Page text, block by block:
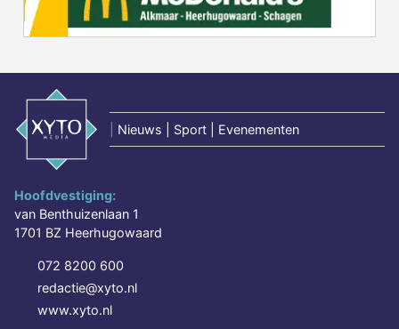
Nieuws | Sport | Evenementen
Hoofdvestiging:
van Benthuizenlaan 1
1701 BZ Heerhugowaard
072 8200 600
redactie@xyto.nl
www.xyto.nl